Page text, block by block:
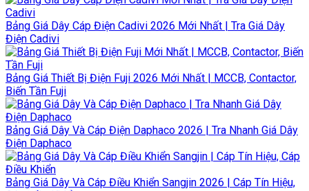
Bảng Giá Dây Cáp Điện Cadivi 2026 Mới Nhất | Tra Giá Dây
Điện Cadivi
Bảng Giá Thiết Bị Điện Fuji 2026 Mới Nhất | MCCB, Contactor,
Biến Tần Fuji
Bảng Giá Dây Và Cáp Điện Daphaco 2026 | Tra Nhanh Giá Dây
Điện Daphaco
Bảng Giá Dây Và Cáp Điều Khiển Sangjin 2026 | Cáp Tín Hiệu,